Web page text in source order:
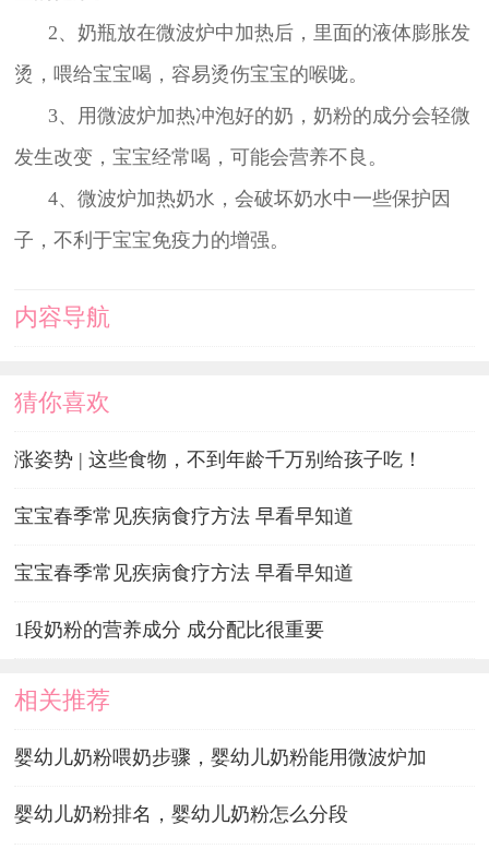
2、奶瓶放在微波炉中加热后，里面的液体膨胀发
烫，喂给宝宝喝，容易烫伤宝宝的喉咙。
3、用微波炉加热冲泡好的奶，奶粉的成分会轻微
发生改变，宝宝经常喝，可能会营养不良。
4、微波炉加热奶水，会破坏奶水中一些保护因
子，不利于宝宝免疫力的增强。
内容导航
猜你喜欢
涨姿势 | 这些食物，不到年龄千万别给孩子吃！
宝宝春季常见疾病食疗方法 早看早知道
宝宝春季常见疾病食疗方法 早看早知道
1段奶粉的营养成分 成分配比很重要
相关推荐
婴幼儿奶粉喂奶步骤，婴幼儿奶粉能用微波炉加
婴幼儿奶粉排名，婴幼儿奶粉怎么分段